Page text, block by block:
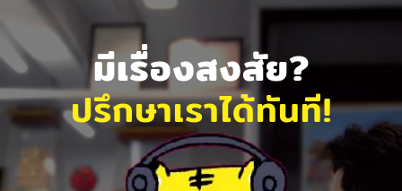
มีเรื่องสงสัย?
ปรึกษาเราได้ทันที!